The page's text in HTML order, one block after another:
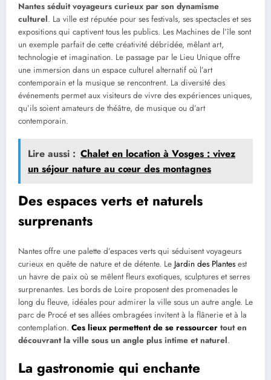
Nantes séduit voyageurs curieux par son dynamisme
culturel. La ville est réputée pour ses festivals, ses spectacles et ses
expositions qui captivent tous les publics. Les Machines de l’île sont
un exemple parfait de cette créativité débridée, mêlant art,
technologie et imagination. Le passage par le Lieu Unique offre
une immersion dans un espace culturel alternatif où l’art
contemporain et la musique se rencontrent. La diversité des
événements permet aux visiteurs de vivre des expériences uniques,
qu’ils soient amateurs de théâtre, de musique ou d’art
contemporain.
Lire aussi : Chalet en location à Vosges : vivez
un séjour nature au cœur des montagnes
Des espaces verts et naturels
surprenants
Nantes offre une palette d’espaces verts qui séduisent voyageurs
curieux en quête de nature et de détente. Le Jardin des Plantes est
un havre de paix où se mêlent fleurs exotiques, sculptures et serres
surprenantes. Les bords de Loire proposent des promenades le
long du fleuve, idéales pour admirer la ville sous un autre angle. Le
parc de Procé et ses allées ombragées invitent à la flânerie et à la
contemplation. Ces lieux permettent de se ressourcer tout en
découvrant la ville sous un angle plus intime et naturel.
La gastronomie qui enchante